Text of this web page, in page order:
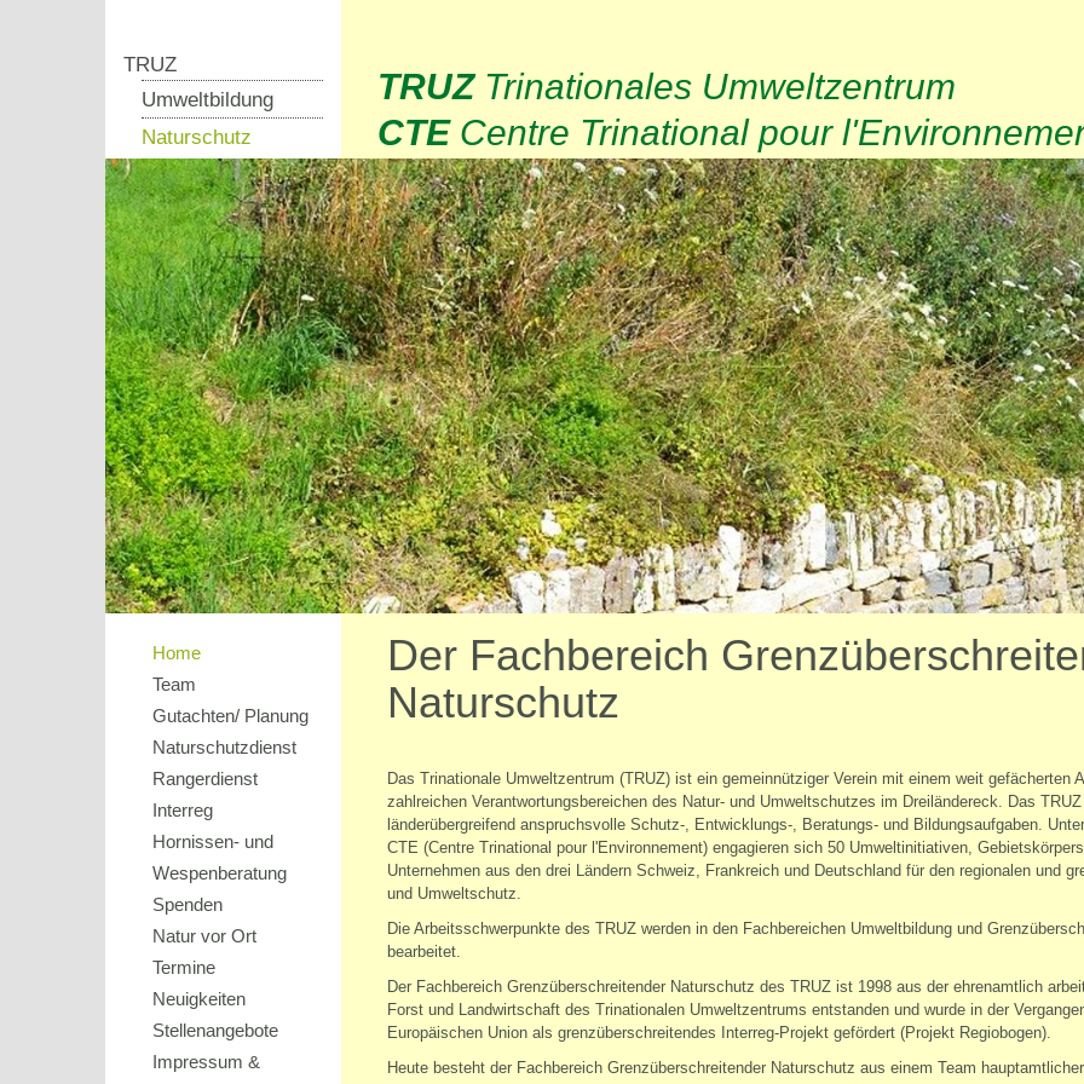
TRUZ
Umweltbildung
Naturschutz
TRUZTrinationales Umweltzentrum
CTECentre Trinational pour
Home
Team
Gutachten/ Planung
Naturschutzdienst
Rangerdienst
Interreg
Hornissen- und
Wespenberatung
Spenden
Natur vor Ort
Termine
Neuigkeiten
Stellenangebote
Impressum &
Der Fachbereich
Naturschutz
Das Trinationale Umweltzentrum (TRUZ) ist ein gemeinnütziger Verein mit einem weit gefächerten
zahlreichen Verantwortungsbereichen des Natur- und Umweltschutzes im Dreiländereck. Das
länderübergreifend anspruchsvolle Schutz-, Entwicklungs-, Beratungs- und Bildungsaufgaben.
CTE (Centre Trinational pour l'Environnement) engagieren sich 50 Umweltinitiativen,
Unternehmen aus den drei Ländern Schweiz, Frankreich und Deutschland für den regionalen und
und Umweltschutz.
Die Arbeitsschwerpunkte des TRUZ werden in den Fachbereichen Umweltbildung und
bearbeitet.
Der Fachbereich Grenzüberschreitender Naturschutz des TRUZ ist 1998 aus der ehrenamtlich
Forst und Landwirtschaft des Trinationalen Umweltzentrums entstanden und wurde in der
Europäischen Union als grenzüberschreitendes Interreg-Projekt gefördert (Projekt Regiobogen).
Heute besteht der Fachbereich Grenzüberschreitender Naturschutz aus einem Team